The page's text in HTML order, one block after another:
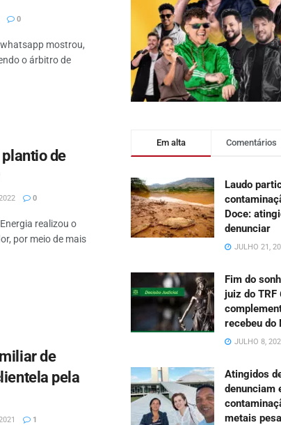
0
mostrou,
o árbitro de
de
0
realizou o
por meio de mais
de
pela
1
Em alta Comentários
Laudo
Doce:
denunciar
JULHO 21,
Fim do
juiz do TRF
recebeu do
JULHO 8,
Atingidos
denunciam
metais